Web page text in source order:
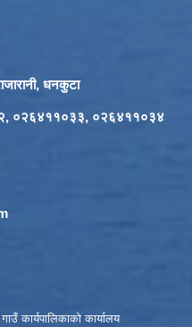
धनकुटा
०२६४११०३३, ०२६४११०३४
कार्यपालिकाको कार्यालय